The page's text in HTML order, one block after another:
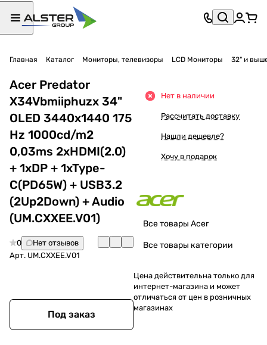
Главная Каталог Мониторы, телевизоры LCD Мониторы 32" и
Acer Predator
X34Vbmiiphuzx 34"
OLED 3440x1440 175
Hz 1000cd/m2
0,03ms 2xHDMI(2.0)
+ 1xDP + 1xType-
C(PD65W) + USB3.2
(2Up2Down) + Audio
(UM.CXXEE.V01)
0
Нет отзывов
Арт. UM.CXXEE.V01
Под заказ
Нет в наличии
Рассчитать доставку
Нашли дешевле?
Хочу в подарок
Все товары Acer
Все товары категории
Цена действительна только для
интернет-магазина и может
отличаться от цен в розничных
магазинах